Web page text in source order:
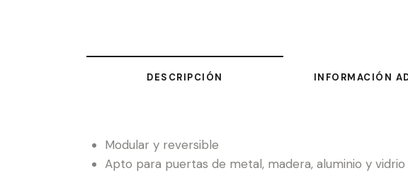
DESCRIPCIÓN INFORMACIÓN
Modular y reversible
Apto para puertas de metal, madera, aluminio y